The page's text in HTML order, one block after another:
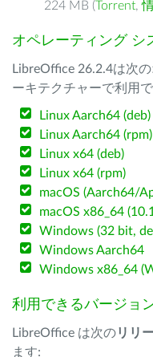
224 MB (Torrent,
オペレーティング シ
LibreOffice 26.2.4は次
ーキテクチャーで利用で
Linux Aarch64 (deb)
Linux Aarch64 (rpm)
Linux x64 (deb)
Linux x64 (rpm)
macOS (Aarch64/
macOS x86_64
Windows (32 bit,
Windows Aarch64
Windows x86_64
利用できるバージョ
LibreOffice は次のリリ
ます: